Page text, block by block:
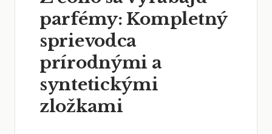
parfémy: Kompletný
sprievodca
prírodnými a
syntetickými
zložkami